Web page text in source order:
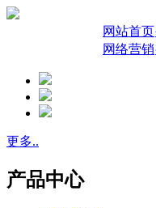
网站首页
网络营销
更多..
产品中心